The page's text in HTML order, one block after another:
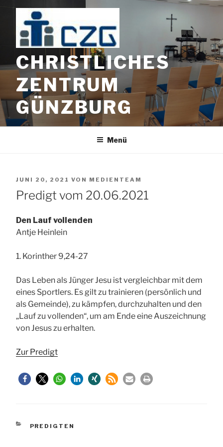
springen
CHRISTLICHES
ZENTRUM
GÜNZBURG
Menü
VERÖFFENTLICHT
AM
JUNI 20, 2021 VON MEDIENTEAM
Predigt vom 20.06.2021
Den Lauf vollenden
Antje Heinlein
1. Korinther 9,24-27
Das Leben als Jünger Jesu ist vergleichbar mit dem
eines Sportlers. Es gilt zu trainieren (persönlich und
als Gemeinde), zu kämpfen, durchzuhalten und den
„Lauf zu vollenden“, um am Ende eine Auszeichnung
von Jesus zu erhalten.
Zur Predigt
KATEGORIEN
PREDIGTEN